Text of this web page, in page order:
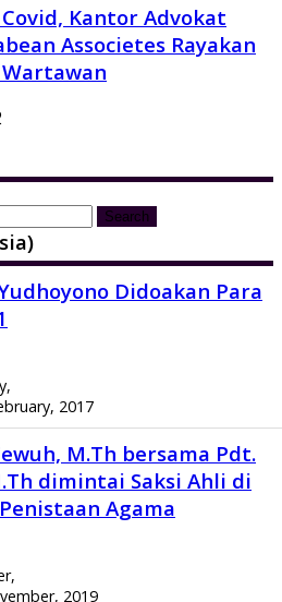
Kantor Advokat
Associetes Rayakan
Didoakan Para
2017
M.Th bersama Pdt.
dimintai Saksi Ahli di
Agama
2019